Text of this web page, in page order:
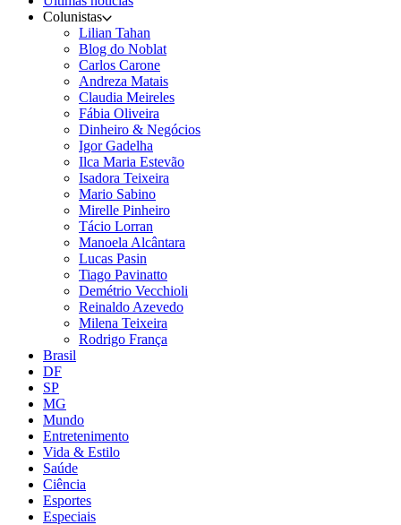
Colunistas
Lilian Tahan
Blog do Noblat
Carlos Carone
Andreza Matais
Claudia Meireles
Fábia Oliveira
Dinheiro & Negócios
Igor Gadelha
Ilca Maria Estevão
Isadora Teixeira
Mario Sabino
Mirelle Pinheiro
Tácio Lorran
Manoela Alcântara
Lucas Pasin
Tiago Pavinatto
Demétrio Vecchioli
Reinaldo Azevedo
Milena Teixeira
Rodrigo França
Brasil
DF
SP
MG
Mundo
Entretenimento
Vida & Estilo
Saúde
Ciência
Esportes
Especiais